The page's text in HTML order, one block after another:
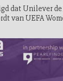
dat Unilever
van UEFA
en met 27 juli